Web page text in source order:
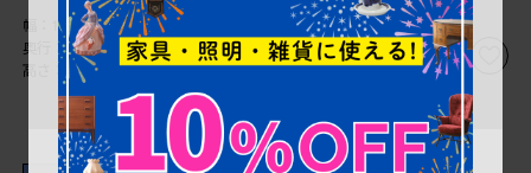
幅：1,425㎜
奥行：470㎜
高さ：760㎜
幅：1,530㎜
奥行：470㎜
高さ：760㎜